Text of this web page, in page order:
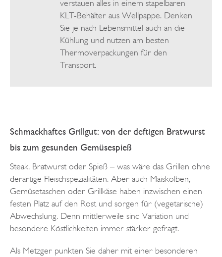
verstauen alles in einem stapelbaren
KLT-Behälter aus Wellpappe. Denken
Sie je nach Lebensmittel auch an die
Kühlung und nutzen am besten
Thermoverpackungen für den
Transport.
Schmackhaftes Grillgut: von der deftigen Bratwurst
bis zum gesunden Gemüsespieß
Steak, Bratwurst oder Spieß – was wäre das Grillen ohne
derartige Fleischspezialitäten. Aber auch Maiskolben,
Gemüsetaschen oder Grillkäse haben inzwischen einen
festen Platz auf den Rost und sorgen für (vegetarische)
Abwechslung. Denn mittlerweile sind Variation und
besondere Köstlichkeiten immer stärker gefragt.
Als Metzger punkten Sie daher mit einer besonderen